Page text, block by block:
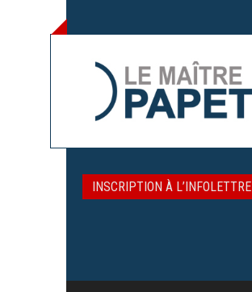
INSCRIPTION À L’INFOLETTRE